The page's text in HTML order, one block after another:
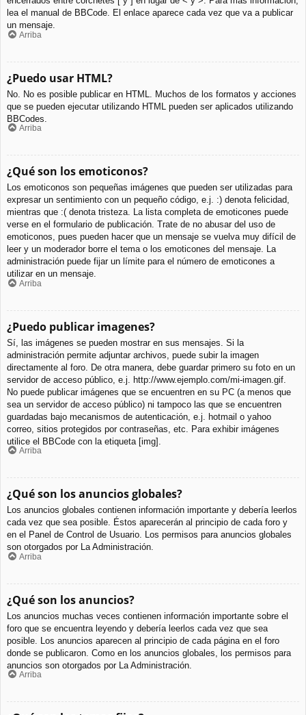
lea el manual de BBCode. El enlace aparece cada vez que va a publicar
un mensaje.
Arriba
¿Puedo usar HTML?
No. No es posible publicar en HTML. Muchos de los formatos y acciones
que se pueden ejecutar utilizando HTML pueden ser aplicados utilizando
BBCodes.
Arriba
¿Qué son los emoticonos?
Los emoticonos son pequeñas imágenes que pueden ser utilizadas para
expresar un sentimiento con un pequeño código, e.j. :) denota felicidad,
mientras que :( denota tristeza. La lista completa de emoticones puede
verse en el formulario de publicación. Trate de no abusar del uso de
emoticonos, pues pueden hacer que un mensaje se vuelva muy difícil de
leer y un moderador borre el tema o los emoticones del mensaje. La
administración puede fijar un límite para el número de emoticones a
utilizar en un mensaje.
Arriba
¿Puedo publicar imagenes?
Sí, las imágenes se pueden mostrar en sus mensajes. Si la
administración permite adjuntar archivos, puede subir la imagen
directamente al foro. De otra manera, debe guardar primero su foto en un
servidor de acceso público, e.j. http://www.ejemplo.com/mi-imagen.gif.
No puede publicar imágenes que se encuentren en su PC (a menos que
sea un servidor de acceso público) ni tampoco las que se encuentren
guardadas bajo mecanismos de autenticación, e.j. hotmail o yahoo
correo, sitios protegidos por contraseñas, etc. Para exhibir imágenes
utilice el BBCode con la etiqueta [img].
Arriba
¿Qué son los anuncios globales?
Los anuncios globales contienen información importante y debería leerlos
cada vez que sea posible. Éstos aparecerán al principio de cada foro y
en el Panel de Control de Usuario. Los permisos para anuncios globales
son otorgados por La Administración.
Arriba
¿Qué son los anuncios?
Los anuncios muchas veces contienen información importante sobre el
foro que se encuentra leyendo y debería leerlos cada vez que sea
posible. Los anuncios aparecen al principio de cada página en el foro
donde se publicaron. Como en los anuncios globales, los permisos para
anuncios son otorgados por La Administración.
Arriba